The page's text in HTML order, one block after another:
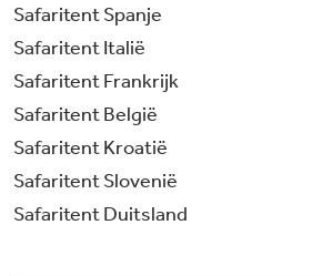
Safaritent Spanje
Safaritent Italië
Safaritent Frankrijk
Safaritent België
Safaritent Kroatië
Safaritent Slovenië
Safaritent Duitsland